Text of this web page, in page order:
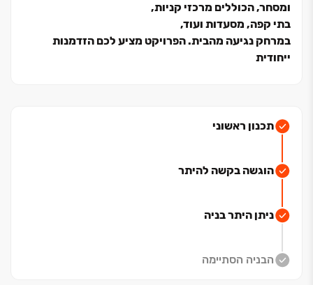
ומסחר,הכוללים מרכזי קניות,
בתי קפה, מסעדות ועוד,
במרחק נגיעה מהבית. הפרויקט מציע לכם הזדמנות
ייחודית
שכונת אפיקי הנחל החדשה באופקים נחשבת לאחת
ושקטה, עם גישה נוחה לפארקים, גני ילדים ובתי ספר.
המורכבת
בעיקר ממשפחות צעירות וזוגות. השכונה נמצאת בתהליך
וצפויה לכלול בעתיד מגוון שירותים קהילתיים ומסחריים
תכנון ראשוני
הוגשה בקשה להיתר
ניתן היתר בניה
הבניה הסתיימה